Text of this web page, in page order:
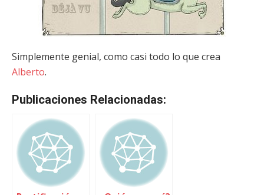
Simplemente genial, como casi todo lo que crea
Alberto.
Publicaciones Relacionadas: